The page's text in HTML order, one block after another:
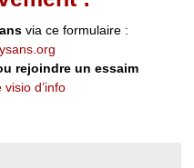
via ce formulaire :
rejoindre un essaim
visio d’info